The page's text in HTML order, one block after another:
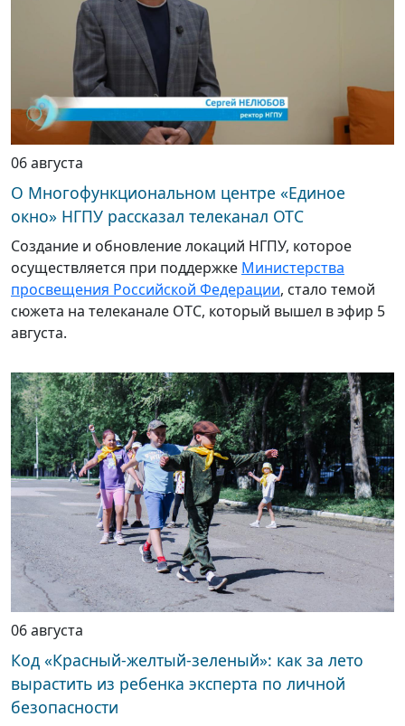
06 августа
О Многофункциональном центре «Единое
окно» НГПУ рассказал телеканал ОТС
Создание и обновление локаций НГПУ, которое
осуществляется при поддержке Министерства
просвещения Российской Федерации, стало темой
сюжета на телеканале ОТС, который вышел в эфир 5
августа.
06 августа
Код «Красный-желтый-зеленый»: как за лето
вырастить из ребенка эксперта по личной
безопасности